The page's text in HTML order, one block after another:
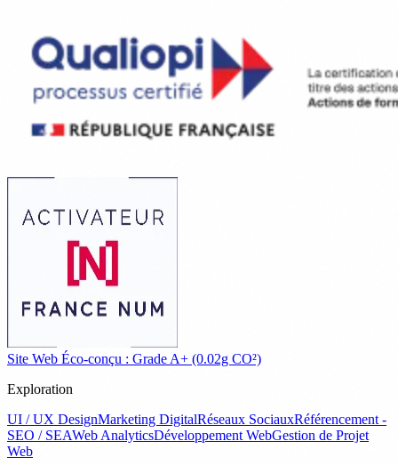
Site Web Éco-conçu : Grade A+ (0.02g CO²)
Exploration
UI / UX DesignMarketing DigitalRéseaux SociauxRéférencement -
SEO / SEAWeb AnalyticsDéveloppement WebGestion de Projet
Web